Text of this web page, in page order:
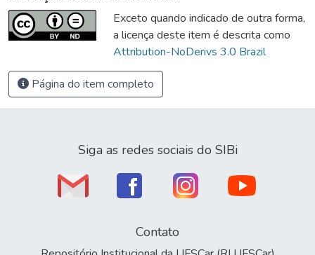
Exceto quando indicado de outra forma,
a licença deste item é descrita como
Attribution-NoDerivs 3.0 Brazil
Página do item completo
Siga as redes sociais do SIBi
Contato